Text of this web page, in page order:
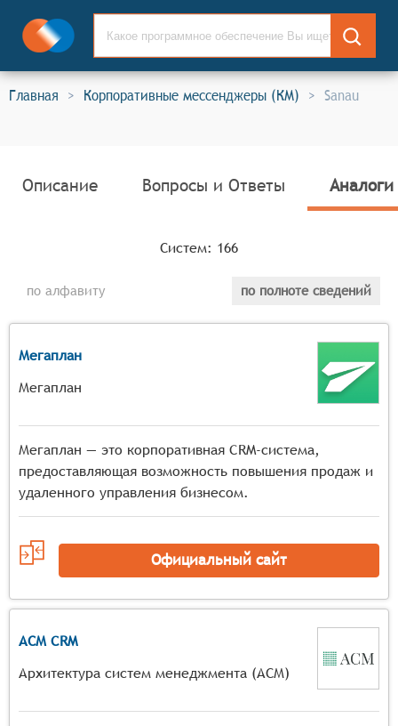
Главная > Корпоративные мессенджеры (КМ) > Sanau
Описание Вопросы и Ответы Аналоги
Систем: 166
по алфавиту по полноте сведений
Мегаплан
Мегаплан
Мегаплан — это корпоративная CRM-система,
предоставляющая возможность повышения продаж и
удаленного управления бизнесом.
Официальный сайт
АСМ CRM
Архитектура систем менеджмента (АСМ)